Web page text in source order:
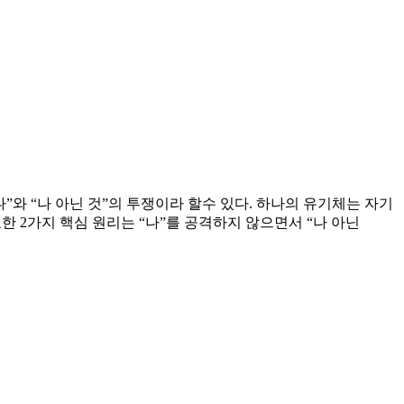
“나 아닌 것”의 투쟁이라 할수 있다. 하나의 유기체는 자기
2가지 핵심 원리는 “나”를 공격하지 않으면서 “나 아닌